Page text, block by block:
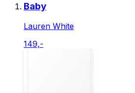
Baby
Lauren White
149,-